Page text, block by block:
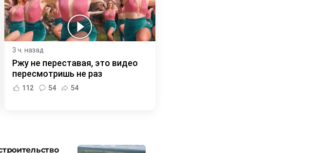
3 ч. назад
Ржу не переставая, это видео
пересмотришь не раз
112 54 54